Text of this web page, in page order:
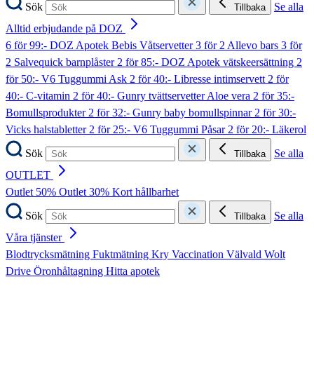
Sök Tillbaka
Se alla
Alltid erbjudande på DOZ
6 för 99:- DOZ Apotek Bebis Våtservetter3 för 2 Allevo bars 3 för
2 Salvequick barnplåster2 för 85:- DOZ Apotek vätskeersättning 2
för 50:- V6 Tuggummi Ask 2 för 40:- Libresse intimservett2 för
40:- C-vitamin 2 för 40:- Gunry tvättservetter Aloe vera 2 för 35:-
Bomullsprodukter2 för 32:- Gunry baby bomullspinnar2 för 30:-
Vicks halstabletter2 för 25:- V6 Tuggummi Påsar2 för 20:- Läkerol
Sök
Tillbaka
Se alla
OUTLET
Outlet 50% Outlet 30% Kort hållbarhet
Sök
Tillbaka
Se alla
Våra tjänster
Blodtrycksmätning Fuktmätning Kry Vaccination Välvald Wolt
Drive Öronhåltagning Hitta apotek